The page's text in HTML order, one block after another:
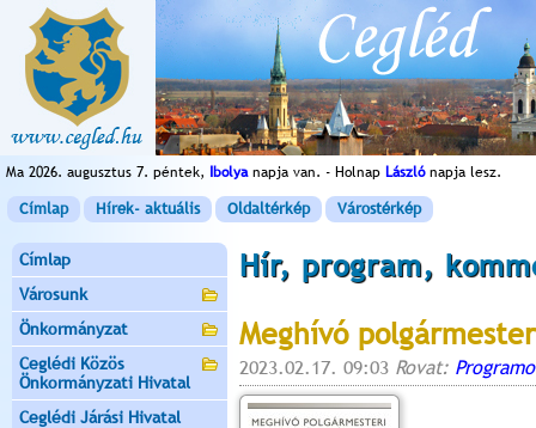
Ma 2026. augusztus 7. péntek, Ibolyanapja van. - Holnap Lászlónapja lesz.
Címlap Hírek- aktuális Oldaltérkép Várostérkép
Címlap
Városunk
Önkormányzat
Ceglédi Közös
Önkormányzati Hivatal
Ceglédi Járási Hivatal
Hír, program,
Meghívó
2023.02.17. 09:03 Rovat: